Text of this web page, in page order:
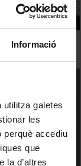
Informació
utilitza galetes
les
perquè accediu
que
la d’altres